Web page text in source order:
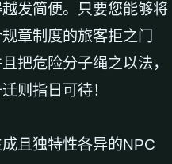
发简便。只要您能够将
章制度的旅客拒之门
把危险分子绳之以法，
则指日可待！
成且独特性各异的NPC